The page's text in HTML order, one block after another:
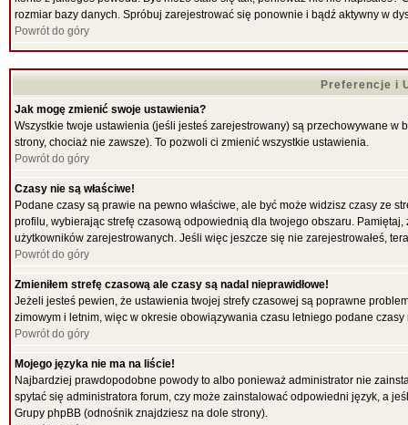
rozmiar bazy danych. Spróbuj zarejestrować się ponownie i bądź aktywny w
Powrót do góry
Preferencje i
Jak mogę zmienić swoje ustawienia?
Wszystkie twoje ustawienia (jeśli jesteś zarejestrowany) są przechowywane w
strony, chociaż nie zawsze). To pozwoli ci zmienić wszystkie ustawienia.
Powrót do góry
Czasy nie są właściwe!
Podane czasy są prawie na pewno właściwe, ale być może widzisz czasy ze
profilu, wybierając strefę czasową odpowiednią dla twojego obszaru.
użytkowników zarejestrowanych. Jeśli więc jeszcze się nie zarejestrowałeś,
Powrót do góry
Zmieniłem strefę czasową ale czasy są nadal nieprawidłowe!
Jeżeli jesteś pewien, że ustawienia twojej strefy czasowej są poprawne
zimowym i letnim, więc w okresie obowiązywania czasu letniego podane
Powrót do góry
Mojego języka nie ma na liście!
Najbardziej prawdopodobne powody to albo ponieważ administrator nie
spytać się administratora forum, czy może zainstalować odpowiedni język, a
Grupy phpBB (odnośnik znajdziesz na dole strony).